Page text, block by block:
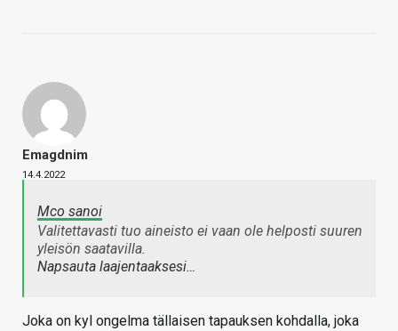
Emagdnim
14.4.2022
Mco sanoi
Valitettavasti tuo aineisto ei vaan ole helposti suuren
yleisön saatavilla.
Napsauta laajentaaksesi…
Joka on kyl ongelma tällaisen tapauksen kohdalla, joka